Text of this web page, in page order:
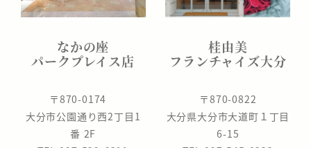
なかの座
パークプレイス店
〒870-0174
大分市公園通り西2丁目1
番 2F
桂由美
フランチャイズ大分
〒870-0822
大分県大分市大道町１丁目
6-15